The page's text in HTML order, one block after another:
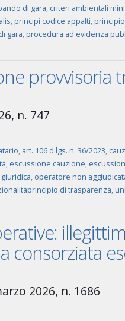
di gara, criteri ambientali
,principi codice appalti,
gara,procedura ad evidenza
n. 747
, art. 106 d.lgs. n. 36/2023,
, escussione cauzione,
, operatore non
di trasparenza,
consorziata
2026, n. 1686